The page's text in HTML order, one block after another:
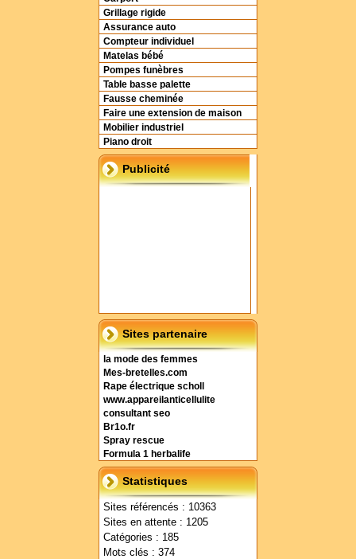
Grillage rigide
Assurance auto
Compteur individuel
Matelas bébé
Pompes funèbres
Table basse palette
Fausse cheminée
Faire une extension de maison
Mobilier industriel
Piano droit
Publicité
Sites partenaire
la mode des femmes
Mes-bretelles.com
Rape électrique scholl
www.appareilanticellulite
consultant seo
Br1o.fr
Spray rescue
Formula 1 herbalife
Statistiques
Sites référencés : 10363
Sites en attente : 1205
Catégories : 185
Mots clés : 374